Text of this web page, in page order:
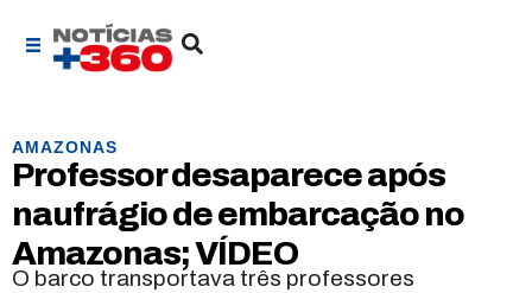
AMAZONAS
Professor desaparece após
naufrágio de embarcação no
Amazonas; VÍDEO
O barco transportava três professores